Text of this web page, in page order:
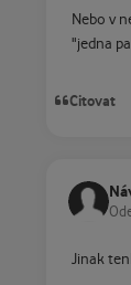
Nebo v
"jedna
Citovat
Jinak